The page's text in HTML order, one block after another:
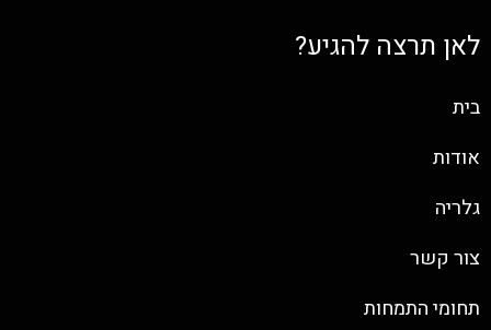
לאן תרצה להגיע?
בית
אודות
גלריה
צור קשר
תחומי התמחות